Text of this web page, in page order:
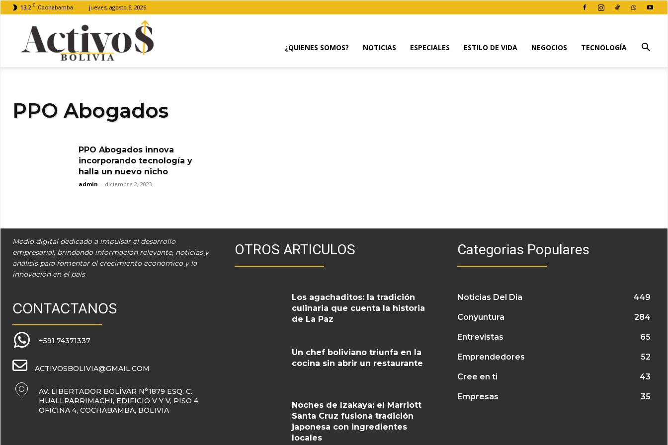
13.2 C Cochabamba jueves, agosto 6, 2026
¿QUIENES SOMOS? NOTICIAS ESPECIALES ESTILO DE VIDA NEGOCIOS TECNOLOGÍA
PPO Abogados
PPO Abogados innova
incorporando tecnología y
halla un nuevo nicho
admin - diciembre 2, 2023
Medio digital dedicado a impulsar el desarrollo
empresarial, brindando información relevante, noticias y
análisis para fomentar el crecimiento económico y la
innovación en el país
CONTACTANOS
+591 74371337
ACTIVOSBOLIVIA@GMAIL.COM
AV. LIBERTADOR BOLÍVAR N°1879 ESQ. C.
HUALLPARRIMACHI, EDIFICIO V Y V, PISO 4
OFICINA 4, COCHABAMBA, BOLIVIA
OTROS ARTICULOS
Los agachaditos: la tradición
culinaria que cuenta la historia
de La Paz
Un chef boliviano triunfa en la
cocina sin abrir un restaurante
Noches de Izakaya: el Marriott
Santa Cruz fusiona tradición
japonesa con ingredientes
locales
Categorias Populares
Noticias Del Dia 449
Conyuntura 284
Entrevistas 65
Emprendedores 52
Cree en ti 43
Empresas 35